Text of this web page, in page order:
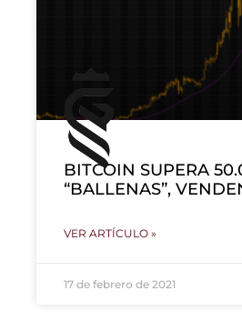
BITCOIN SUPERA
“BALLENAS”,
VER ARTÍCULO »
17 de febrero de 2021